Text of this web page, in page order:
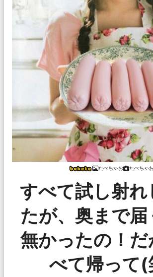
たべちゃお たべちゃ
すべて試し射れ
たが、奥まで届
無かったの！
べて帰って(